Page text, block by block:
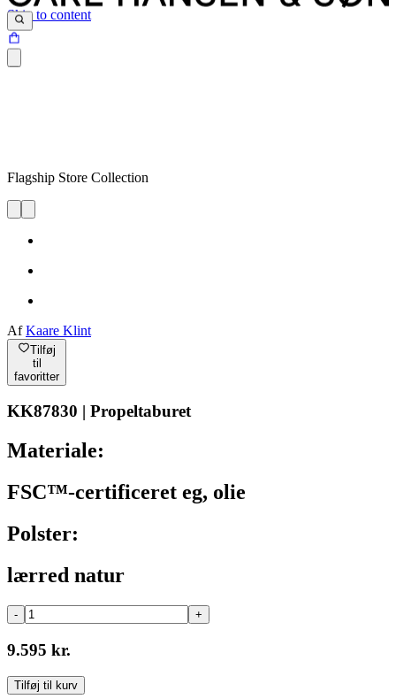
Skip to content
Flagship Store Collection
AfKaare Klint
Tilføj
til
favoritter
KK87830 | Propeltaburet
Materiale:
FSC™-certificeret eg, olie
Polster:
lærred natur
- +
9.595 kr.
Tilføj til kurv